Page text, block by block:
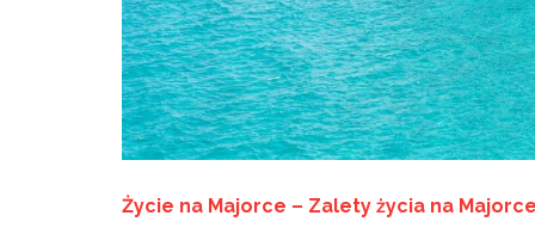
Życie na Majorce – Zalety życia na